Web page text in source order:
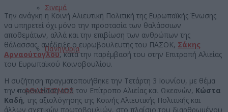
Σινεμά
Πανηγύρια
ΑΘΛΗΤΙΣΜΟΣ
Την ανάγκη η Κοινή Αλιευτική Πολιτική της Ευρωπαϊκής Ένωσης
να υπηρετεί όχι μόνο την προστασία των θαλάσσιων
αποθεμάτων, αλλά και την επιβίωση των ανθρώπων της
θάλασσας, ανέδειξε ο ευρωβουλευτής του ΠΑΣΟΚ, Σάκης
Αρναούτογλου, κατά την παρέμβασή του στην Επιτροπή Αλιείας
του Ευρωπαϊκού Κοινοβουλίου.
Η συζήτηση πραγματοποιήθηκε την Τετάρτη 3 Ιουνίου, με θέμα
την παρουσίαση από τον Επίτροπο Αλιείας και Ωκεανών, Κώστα
Καδή, της αξιολόγησης της Κοινής Αλιευτικής Πολιτικής και
άλλων σχετικών πρωτοβουλιών, στο πλαίσιο του διαρθρωμένου